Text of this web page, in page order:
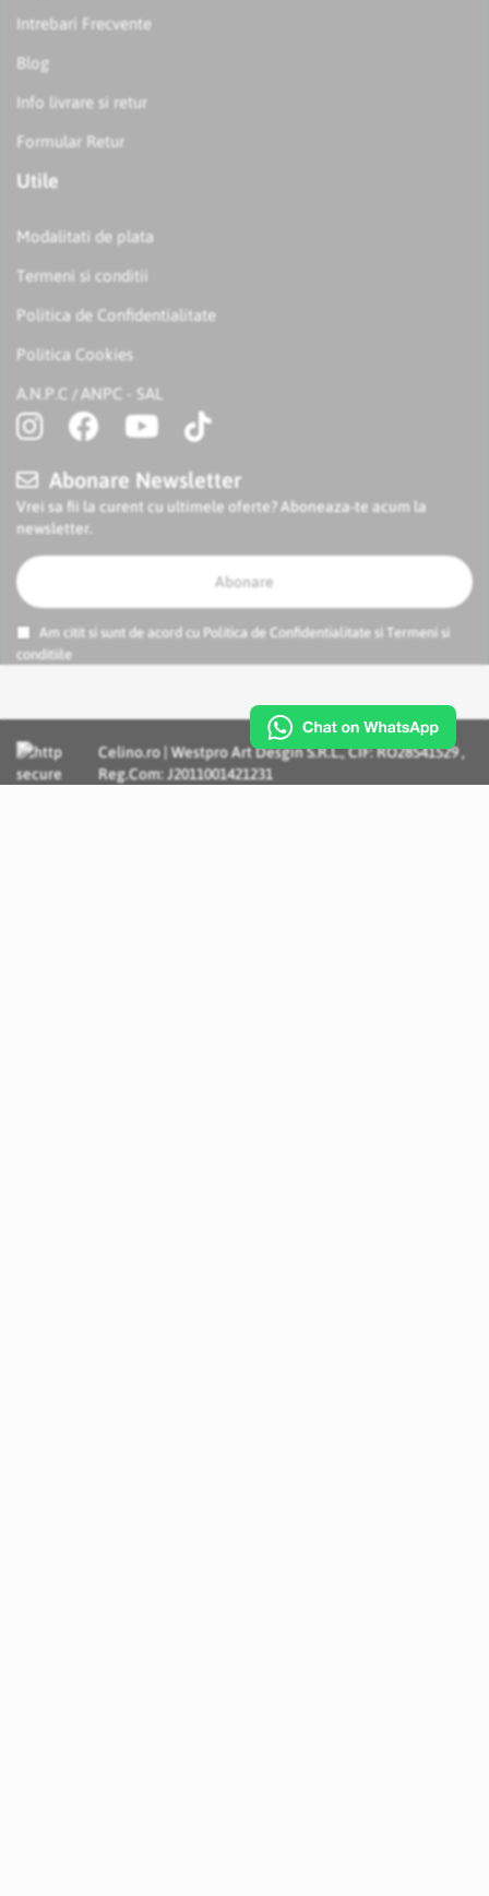
Intrebari Frecvente
Blog
Info livrare si retur
Formular Retur
Utile
Modalitati de plata
Termeni si conditii
Politica de Confidentialitate
Politica Cookies
A.N.P.C / ANPC - SAL
Abonare Newsletter
Vrei sa fii la curent cu ultimele oferte? Aboneaza-te acum la
newsletter.
Abonare
Am citit si sunt de acord cu Politica de Confidentialitate si
Termeni si
conditiile
Celino.ro | Westpro Art Desgin S.R.L., CIF: RO28541529 ,
Reg.Com: J2011001421231